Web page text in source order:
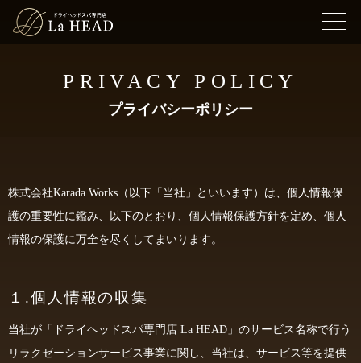
プライバシーポリシー
PRIVACY POLICY
株式会社Karada Works（以下「当社」といいます）は、個人情報保
護の重要性に鑑み、以下のとおり、個人情報保護方針を定め、個人
情報の保護に万全を尽くしてまいります。
１.個人情報の収集
当社が「ドライヘッドスパ専門店 La HEAD」のサービス名称で行う
リラクゼーションサービス事業に関し、当社は、サービス等を提供